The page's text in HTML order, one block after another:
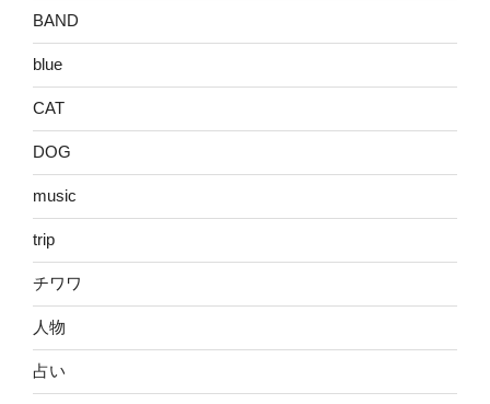
BAND
blue
CAT
DOG
music
trip
チワワ
人物
占い